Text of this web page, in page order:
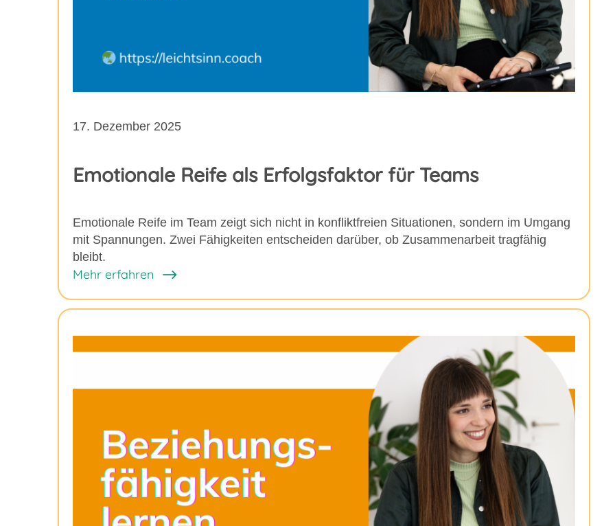
17. Dezember 2025
Emotionale Reife als Erfolgsfaktor für Teams
Emotionale Reife im Team zeigt sich nicht in konfliktfreien Situationen, sondern im Umgang
mit Spannungen. Zwei Fähigkeiten entscheiden darüber, ob Zusammenarbeit tragfähig
bleibt.
Mehr erfahren